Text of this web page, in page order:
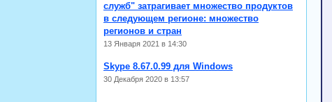
служб" затрагивает множество продуктов
в следующем регионе: множество
регионов и стран
13 Января 2021 в 14:30
Skype 8.67.0.99 для Windows
30 Декабря 2020 в 13:57